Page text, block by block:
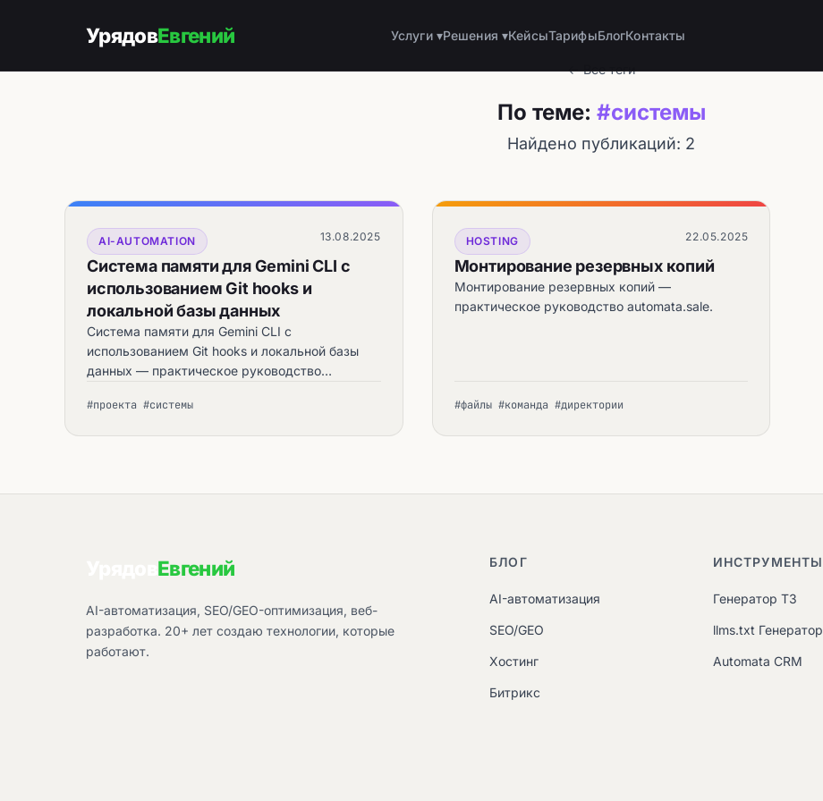
УрядовЕвгений Услуги ▾Решения ▾КейсыТарифыБлогКонтакты
← Все теги
По теме: #системы
Найдено публикаций: 2
AI-AUTOMATION 13.08.2025
Система памяти для Gemini CLI с
использованием Git hooks и
локальной базы данных
Система памяти для Gemini CLI с
использованием Git hooks и локальной базы
данных — практическое руководство
#проекта #системы
HOSTING 22.05.2025
Монтирование резервных копий
Монтирование резервных копий —
практическое руководство automata.sale.
#файлы #команда #директории
Евгений
AI-автоматизация, SEO/GEO-оптимизация, веб-
разработка. 20+ лет создаю технологии, которые
работают.
БЛОГ
AI-автоматизация
SEO/GEO
Хостинг
Битрикс
ИНСТРУМЕНТЫ
Генератор ТЗ
llms.txt Генератор
Automata CRM